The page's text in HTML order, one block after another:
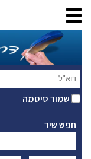
שמור סיסמה
חפש שיר